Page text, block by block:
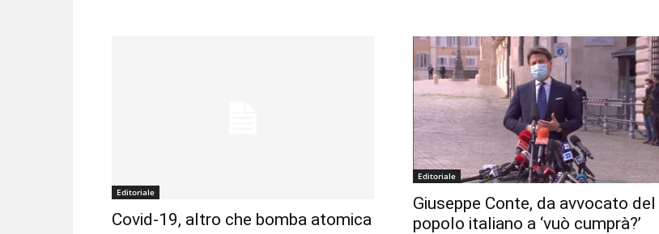
Editoriale
Covid-19, altro che bomba atomica
Editoriale
Giuseppe Conte, da avvocato del
popolo italiano a ‘vuò cumprà?’